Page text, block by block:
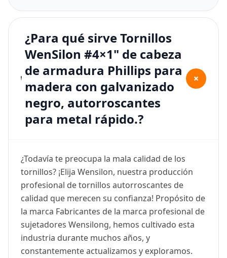
¿Para qué sirve Tornillos
WenSilon #4×1" de cabeza
de armadura Phillips para
madera con galvanizado
negro, autorroscantes
para metal rápido.?
+
¿Todavía te preocupa la mala calidad de los
tornillos? ¡Elija Wensilon, nuestra producción
profesional de tornillos autorroscantes de
calidad que merecen su confianza! Propósito de
la marca Fabricantes de la marca profesional de
sujetadores Wensilong, hemos cultivado esta
industria durante muchos años, y
constantemente actualizamos y exploramos.